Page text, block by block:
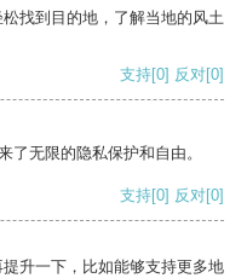
找到目的地，了解当地的风土
支持[0] 反对[0]
了无限的隐私保护和自由。
支持[0] 反对[0]
升一下，比如能够支持更多地